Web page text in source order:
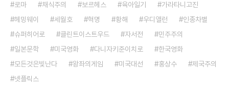
로마
채식주의 보르헤스 육아일기
가라타니고진
헤밍웨이
세월호 혁명 황해 우디앨런
인종차별
슈퍼히어로
클린트이스트우드 자서전
민주주의
일본문학
미국영화 다니자키준이치로
한국영화
모든것은빛난다
왕좌의게임 미국대선 홍상수
제국주의
넷플릭스